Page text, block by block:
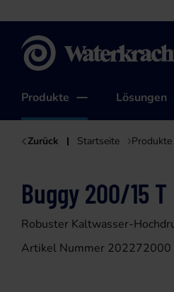
Produkte Lösungen
Zurück Startseite Produkte
Buggy 200/15 T
Robuster Kaltwasser-
Artikel Nummer 202272000